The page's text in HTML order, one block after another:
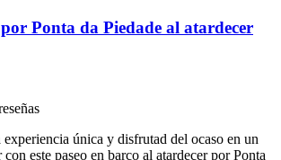
Ponta da Piedade al atardecer
única y disfrutad del ocaso en un
este paseo en barco al atardecer por Ponta